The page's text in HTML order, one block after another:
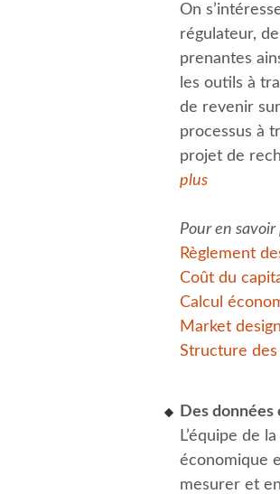
On
régulateur,
prenantes
les outils à
de revenir
processus à
projet de
plus
Pour en savoir
Règlement
Coût du
Calcul
Market design
Structure des
Des
L’équipe de
économique
mesurer et